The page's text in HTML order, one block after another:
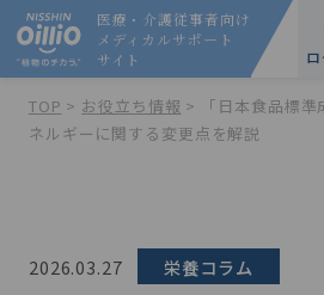
医療・介護従事者向け
メディカルサポート
サイト
TOP > お役立ち情報 >
「日本食品標
ネルギーに関する変更点を解説
2026.03.27 栄養コラム